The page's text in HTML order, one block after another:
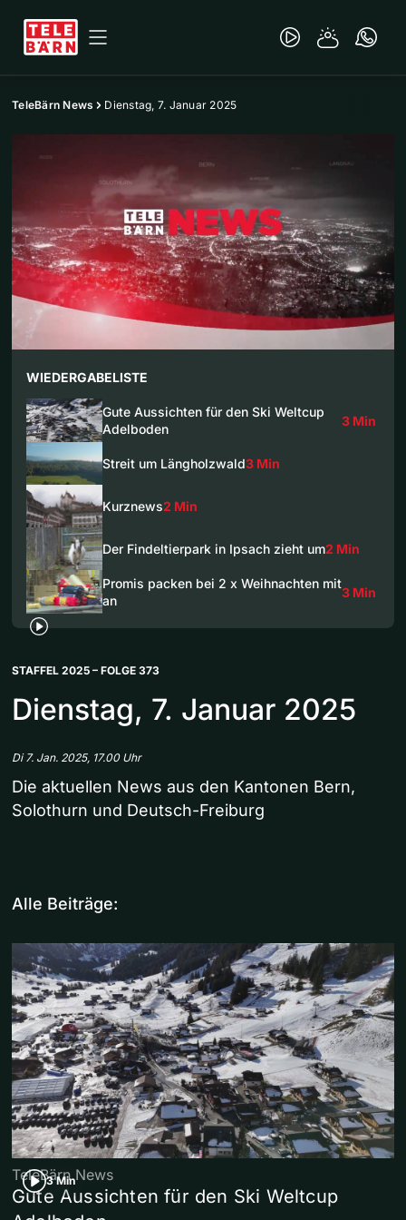
TeleBärn News Dienstag, 7. Januar 2025
WIEDERGABELISTE
Gute Aussichten für den Ski Weltcup
Adelboden
3 Min
Streit um Längholzwald3 Min
Kurznews2 Min
Der Findeltierpark in Ipsach zieht um2 Min
Promis packen bei 2 x Weihnachten mit
an
3 Min
STAFFEL 2025 – FOLGE 373
Dienstag, 7. Januar 2025
Di 7. Jan. 2025, 17.00 Uhr
Die aktuellen News aus den Kantonen Bern,
Solothurn und Deutsch-Freiburg
Alle Beiträge:
3 Min
TeleBärn News
Gute Aussichten für den Ski Weltcup